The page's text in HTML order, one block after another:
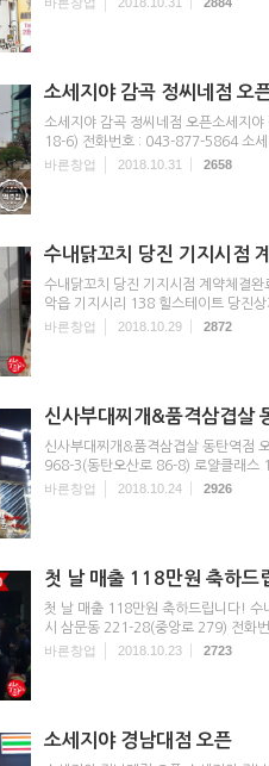
소세지야 감곡 정씨네점 오
소세지야 감곡 정씨네점 오픈소세지
18-6) 전화번호 : 043-877-5864 소세
바른창업
2018.10.31 2658
수내닭꼬치 당진 기지시점
수내닭꼬치 당진 기지시점 계약체결
악읍 기지시리 138 힐스테이트 당진
바른창업
2018.10.29 2872
신사부대찌개&품격삼겹살
신사부대찌개&품격삼겹살 동탄역점
968-3(동탄오산로 86-8) 로얄클래
바른창업
2018.10.24 2926
첫 날 매출 118만원 축하드
첫 날 매출 118만원 축하드립니다!
시 삼문동 221-28(중앙로 279) 전화
바른창업
2018.10.23 2723
소세지야 경남대점 오픈